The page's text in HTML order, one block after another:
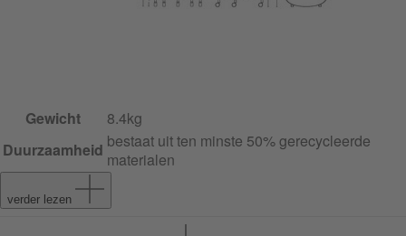
Gewicht
8.4kg
Duurzaamheid bestaat uit ten minste 50% gerecycleerde
materialen
verder lezen